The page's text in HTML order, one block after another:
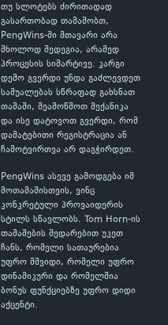
თუ სლოტებს ძირითადად
გასართობად თამაშობთ,
PengWins-ში მთავარი არა
მხოლოდ შედეგია, არამედ
პროცესის სიმარტივე. კარგი
დემო გვერდი უნდა გაძლევდეთ
საშუალებას სწრაფად გახსნათ
თამაში, შეამოწმოთ მექანიკა
და ისე დატოვოთ გვერდი, რომ
დამატებითი რეგისტრაცია ან
ჩამოტვირთვა არ დაგჭირდეთ.
PengWins ასევე გამოდგება იმ
მოთამაშისთვის, ვინც
კონკრეტული პროვაიდერის
სტილს სწავლობს. Tom Horn-ის
თამაშების შედარებით უკეთ
ჩანს, რომელი სათაურებია
უფრო მშვიდი, რომელი უფრო
დინამიკური და რომელშია
ბონუს ფუნქციებზე უფრო დიდი
აქცენტი.